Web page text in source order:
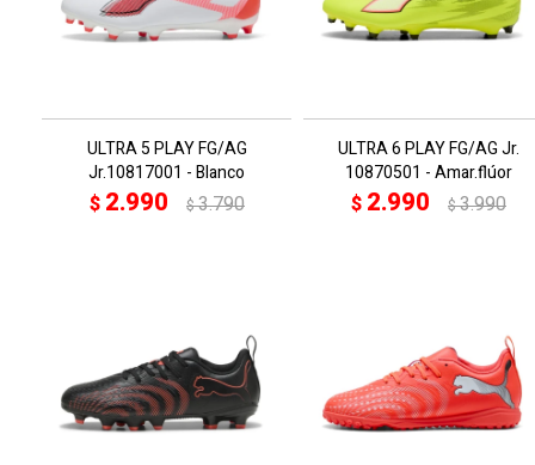
ULTRA 5 PLAY FG/AG
Jr.10817001 - Blanco
$ 2.990 $3.790
ULTRA 6 PLAY FG/AG Jr.
10870501 - Amar.flúor
$ 2.990 $3.990